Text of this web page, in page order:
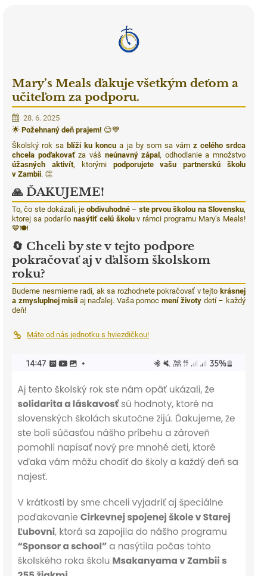
Mary’s Meals ďakuje všetkým deťom a
učiteľom za podporu.
28. 6. 2025
🌟Požehnaný deň prajem! 😊💙
Školský rok sa blíži ku koncu a ja by som sa vám z celého srdca
chcela poďakovaťza váš neúnavný zápal, odhodlanie a množstvo
úžasných aktivít, ktorými podporujete vašu partnerskú školu
v Zambii. 👏
🙏ĎAKUJEME!
To, čo ste dokázali, je obdivuhodné–ste prvou školou na Slovensku,
ktorej sa podarilo nasýtiť celú školuv rámci programu Mary’s Meals!
💙🍽️
🔄 Chceli by ste v tejto podpore
pokračovať aj v ďalšom školskom
roku?
Budeme nesmierne radi, ak sa rozhodnete pokračovať v tejto krásnej
a zmysluplnej misii aj naďalej. Vaša pomoc mení životy detí – každý
deň!
Máte od nás jednotku s hviezdičkou!